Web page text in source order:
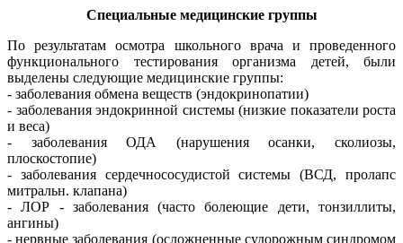
Специальные медицинские группы
По результатам осмотра школьного врача и проведенного
функционального тестирования организма детей, были
выделены следующие медицинские группы:
- заболевания обмена веществ (эндокринопатии)
- заболевания эндокринной системы (низкие показатели роста
и веса)
- заболевания ОДА (нарушения осанки, сколиозы,
плоскостопие)
- заболевания сердечнососудистой системы (ВСД, пролапс
митральн. клапана)
- ЛОР - заболевания (часто болеющие дети, тонзиллиты,
ангины)
- нервные заболевания (осложненные судорожным синдромом